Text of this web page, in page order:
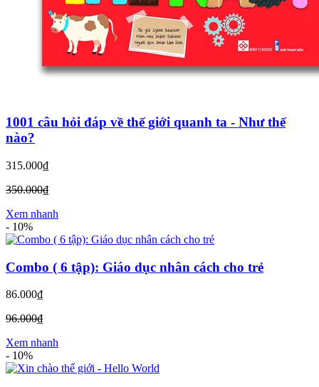
1001 câu hỏi đáp về thế giới quanh ta - Như thế
nào?
315.000₫
350.000₫
Xem nhanh
- 10%
Combo ( 6 tập): Giáo dục nhân cách cho trẻ
86.000₫
96.000₫
Xem nhanh
- 10%